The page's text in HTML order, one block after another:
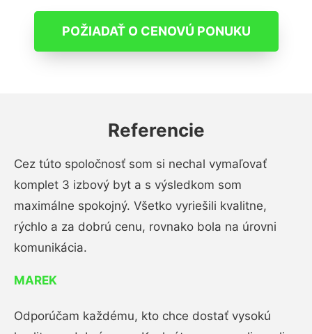
POŽIADAŤ O CENOVÚ PONUKU
Referencie
Cez túto spoločnosť som si nechal vymaľovať
komplet 3 izbový byt a s výsledkom som
maximálne spokojný. Všetko vyriešili kvalitne,
rýchlo a za dobrú cenu, rovnako bola na úrovni
komunikácia.
MAREK
Odporúčam každému, kto chce dostať vysokú